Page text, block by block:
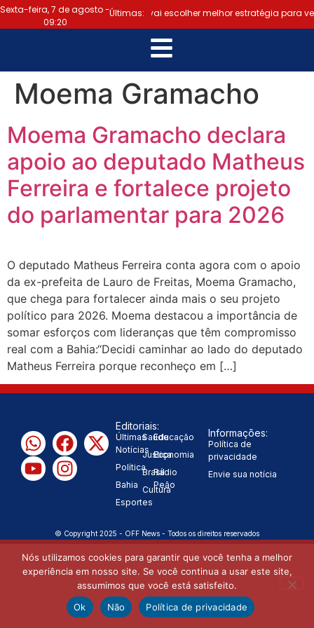
Sexta-feira, 7 de agosto -
09:20
Últimas:
Bruno Reis diz que oposição vai escolher melhor estratégia para
Moema Gramacho
Moema Gramacho declara
apoio ao deputado Matheus
Ferreira e fortalece projeto
do parlamentar para 2026
O deputado Matheus Ferreira conta agora com o apoio
da ex-prefeita de Lauro de Freitas, Moema Gramacho,
que chega para fortalecer ainda mais o seu projeto
político para 2026. Moema destacou a importância de
somar esforços com lideranças que têm compromisso
real com a Bahia:“Decidi caminhar ao lado do deputado
Matheus Ferreira porque reconheço em […]
Editoriais:
Últimas
Notícias
Política
Bahia
Esportes
Saúde
Justiça
Brasil
Cultura
Educação
Economia
Rádio
Peão
Informações:
Política de
privacidade
Envie sua notícia
© Copyright 2025 - OFF News - Todos os direitos reservados
Nós utilizamos cookies para garantir que você tenha a melhor
experiência em nosso site. Se você continua a usar este site,
assumimos que você está satisfeito.
Ok
Não Política de privacidade